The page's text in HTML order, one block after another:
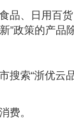
品、日用百
”政策的产品
搜索“浙优云
费。